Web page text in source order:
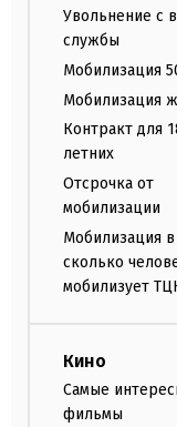
Увольнение с
службы
Мобилизация
Мобилизация
Контракт для
летних
Отсрочка от
мобилизации
Мобилизация
сколько
мобилизует
Кино
Самые
фильмы